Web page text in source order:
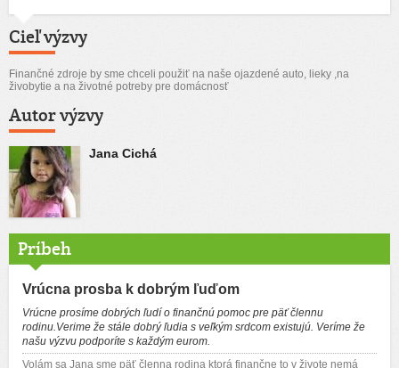
Cieľ výzvy
Finančné zdroje by sme chceli použiť na naše ojazdené auto, lieky ,na
živobytie a na životné potreby pre domácnosť
Autor výzvy
Jana Cichá
Príbeh
Vrúcna prosba k dobrým ľuďom
Vrúcne prosíme dobrých ľudí o finančnú pomoc pre päť člennu
rodinu.Verime že stále dobrý ľudia s veľkým srdcom existujú. Veríme že
našu výzvu podporíte s každým eurom.
Volám sa Jana sme päť členna rodina ktorá finančne to v živote nemá